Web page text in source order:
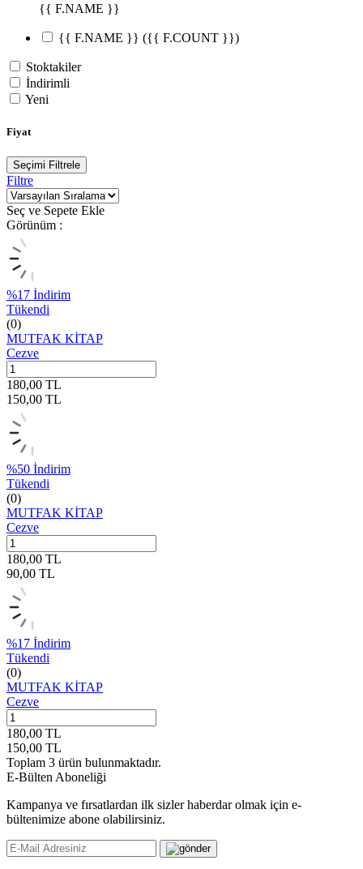
{{ F.NAME }}
{{ F.NAME }} ({{ F.COUNT }})
Stoktakiler
İndirimli
Yeni
Fiyat
Seçimi Filtrele
Filtre
Seç ve Sepete Ekle
Görünüm :
%17 İndirim
Tükendi
(0)
MUTFAK KİTAP
Cezve
180,00 TL
150,00 TL
%50 İndirim
Tükendi
(0)
MUTFAK KİTAP
Cezve
180,00 TL
90,00 TL
%17 İndirim
Tükendi
(0)
MUTFAK KİTAP
Cezve
180,00 TL
150,00 TL
Toplam 3 ürün bulunmaktadır.
E-Bülten Aboneliği
Kampanya ve fırsatlardan ilk sizler haberdar olmak için e-
bültenimize abone olabilirsiniz.